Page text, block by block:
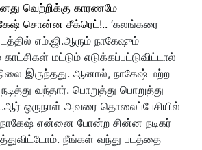
வெற்றிக்கு காரணமே
சொன்ன சீக்ரெட்!.. ‘கலங்கரை
எம்.ஜி.ஆரும் நாகேஷும்
மட்டும் எடுக்கப்பட்டுவிட்டால்
நிலை இருந்தது. ஆனால், நாகேஷ் மற்ற
வந்தார். பொறுத்து பொறுத்து
ஒருநாள் அவரை தொலைப்பேசியில்
என்னை போன்ற சின்ன நடிகர்
நீங்கள் வந்து படத்தை